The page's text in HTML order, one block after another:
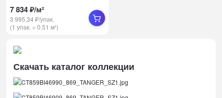
7 834 ₽/м²
3 995,34 ₽/упак.
(1 упак. =0.51 м²)
Скачать каталог коллекции